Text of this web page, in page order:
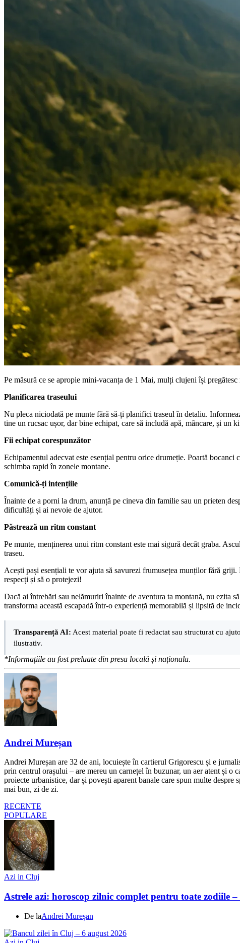
Pe măsură ce se apropie mini-vacanța de 1 Mai, mulți clujeni își
Planificarea traseului
Nu pleca niciodată pe munte fără să-ți planifici traseul în detaliu.
tine un rucsac ușor, dar bine echipat, care să includă apă, mâncare, și un
Fii echipat corespunzător
Echipamentul adecvat este esențial pentru orice drumeție. Poartă
schimba rapid în zonele montane.
Comunică-ți intențiile
Înainte de a porni la drum, anunță pe cineva din familie sau un prieten
dificultăți și ai nevoie de ajutor.
Păstrează un ritm constant
Pe munte, menținerea unui ritm constant este mai sigură decât graba.
traseu.
Acești pași esențiali te vor ajuta să savurezi frumusețea munților fără
respecți și să o protejezi!
Dacă ai întrebări sau nelămuriri înainte de aventura ta montană, nu ezita
transforma această escapadă într-o experiență memorabilă și lipsită de
Transparență AI: Acest material poate fi redactat sau structurat cu
ilustrativ.
*Informațiile au fost preluate din presa locală și naționala.
Andrei Mureșan
Andrei Mureșan are 32 de ani, locuiește în cartierul Grigorescu și e
prin centrul orașului – are mereu un carnețel în buzunar, un aer atent și
proiecte urbanistice, dar și povești aparent banale care spun multe
mai bun, zi de zi.
RECENTE
POPULARE
Azi in Cluj
Astrele azi: horoscop zilnic complet pentru toate zodiile –
De laAndrei Mureșan